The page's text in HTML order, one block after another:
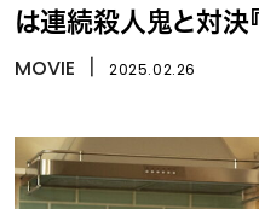
は連続殺人鬼と対決
査班』
MOVIE 2025.02.26